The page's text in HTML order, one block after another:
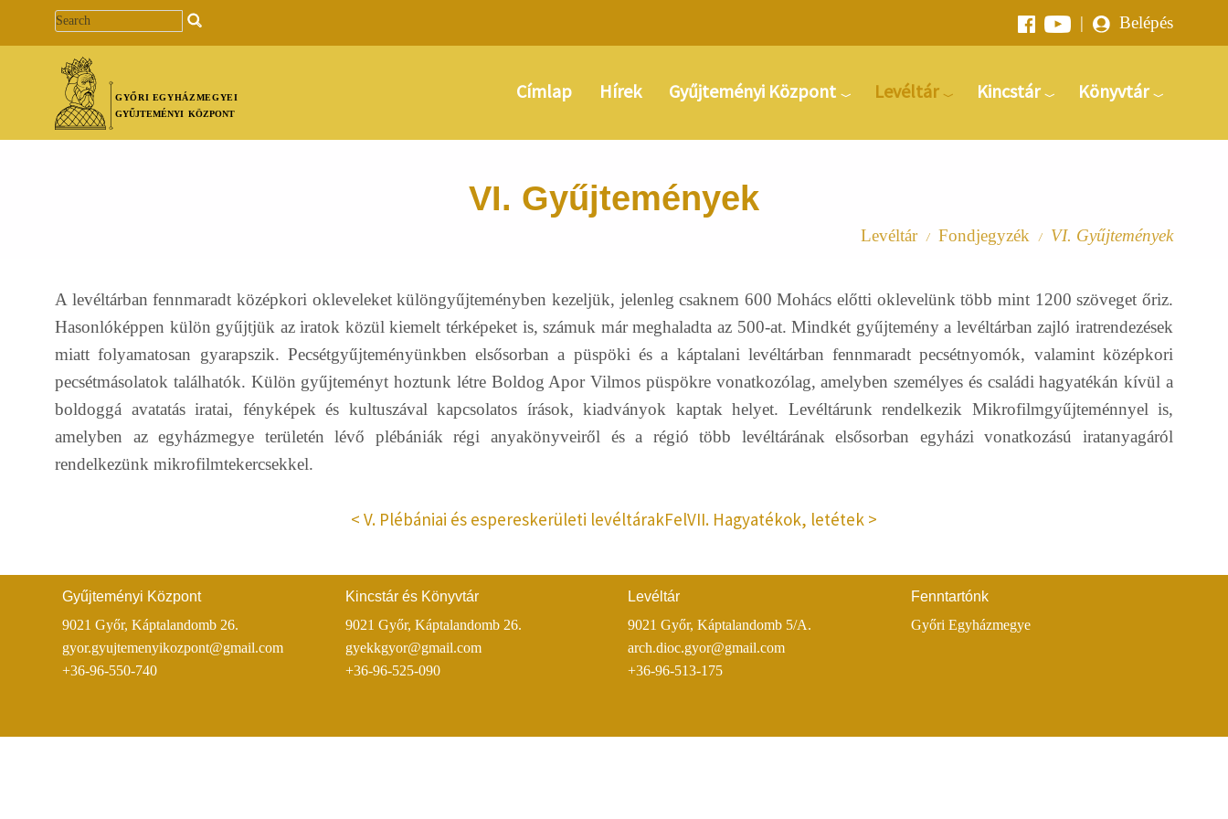
Ugrás a tartalomra
| Belépés
Címlap Hírek Gyűjteményi Központ Levéltár Kincstár Könyvtár
VI. Gyűjtemények
Levéltár / Fondjegyzék / VI. Gyűjtemények
A levéltárban fennmaradt középkori okleveleket különgyűjteményben kezeljük, jelenleg csaknem 600 Mohács előtti oklevelünk több mint 1200 szöveget őriz.
Hasonlóképpen külön gyűjtjük az iratok közül kiemelt térképeket is, számuk már meghaladta az 500-at. Mindkét gyűjtemény a levéltárban zajló iratrendezések
miatt folyamatosan gyarapszik. Pecsétgyűjteményünkben elsősorban a püspöki és a káptalani levéltárban fennmaradt pecsétnyomók, valamint középkori
pecsétmásolatok találhatók. Külön gyűjteményt hoztunk létre Boldog Apor Vilmos püspökre vonatkozólag, amelyben személyes és családi hagyatékán kívül a
boldoggá avatatás iratai, fényképek és kultuszával kapcsolatos írások, kiadványok kaptak helyet. Levéltárunk rendelkezik Mikrofilmgyűjteménnyel is,
amelyben az egyházmegye területén lévő plébániák régi anyakönyveiről és a régió több levéltárának elsősorban egyházi vonatkozású iratanyagáról
rendelkezünk mikrofilmtekercsekkel.
V. Plébániai és espereskerületi levéltárakFelVII. Hagyatékok, letétek
Gyűjteményi Központ
9021 Győr, Káptalandomb 26.
gyor.gyujtemenyikozpont@gmail.com
+36-96-550-740
Kincstár és Könyvtár
9021 Győr, Káptalandomb 26.
gyekkgyor@gmail.com
+36-96-525-090
Levéltár
9021 Győr, Káptalandomb 5/A.
arch.dioc.gyor@gmail.com
+36-96-513-175
Fenntartónk
Győri Egyházmegye